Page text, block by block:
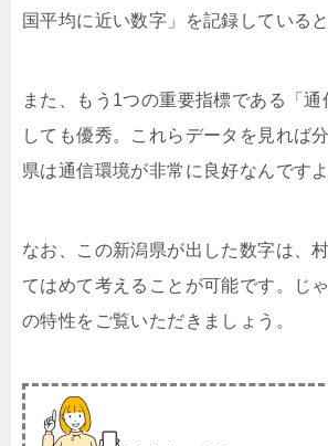
国平均に近い数字」を記録している
また、もう1つの重要指標である「通
しても優秀。これらデータを見れば
県は通信環境が非常に良好なんですよ
なお、この新潟県が出した数字は、
てはめて考えることが可能です。じ
の特性をご覧いただきましょう。